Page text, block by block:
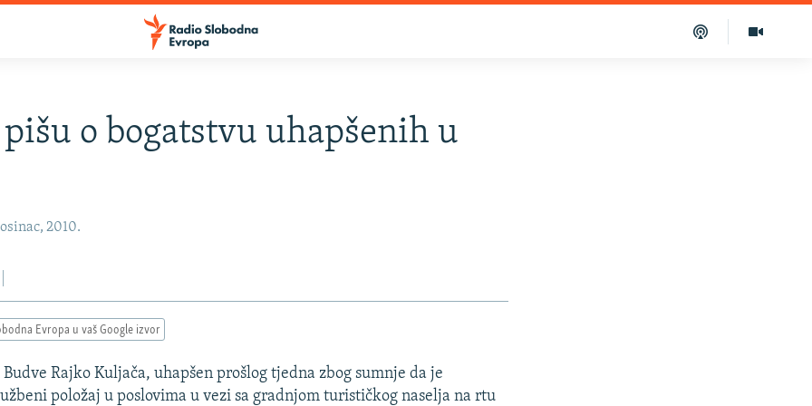
o bogatstvu uhapšenih u
2010.
Evropa u vaš Google izvor
Rajko Kuljača, uhapšen prošlog tjedna zbog sumnje da je
položaj u poslovima u vezi sa gradnjom turističkog naselja na rtu